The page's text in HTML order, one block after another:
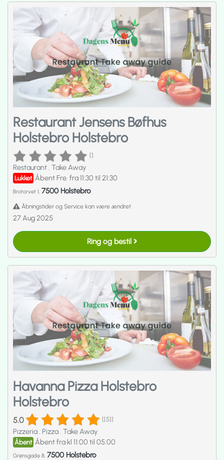
Restaurant Jensens Bøfhus
Holstebro Holstebro
[]
Restaurant. Take Away
Lukket Åbent Fre. fra 11:30 til 21:30
Brotorvet 1, 7500 Holstebro
Åbningstider og Service kan være ændret
27 Aug 2025
Ring og bestil
Havanna Pizza Holstebro
Holstebro
5.0 [[5]]
Pizzeria. Pizza. Take Away
Åbent Åbent fra kl 11:00 til 05:00
Grønsgade 8, 7500 Holstebro